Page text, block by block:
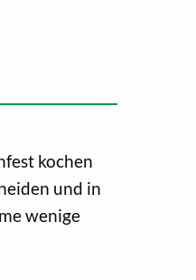
kochen
und in
wenige